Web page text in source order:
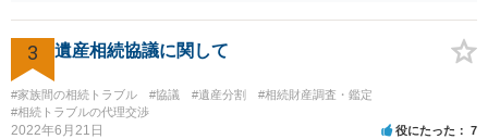
った等)、それも書くとよいです。 書かない方が良いと思うことは、遺
産分割に関係ない(と思われる)いきさつを沢山盛り込むことだと考えま
す(あくまで遺産分割に関係することに留める方が、裁判所や調停委員
の方に事情を理解してもらいやすいと思います)。
3 遺産相続協議に関して
#家族間の相続トラブル #協議 #遺産分割
#相続財産調査・鑑定
#相続トラブルの代理交渉
2022年6月21日 役にたった 7